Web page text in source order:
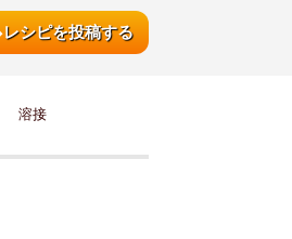
レシピを投稿する
溶接